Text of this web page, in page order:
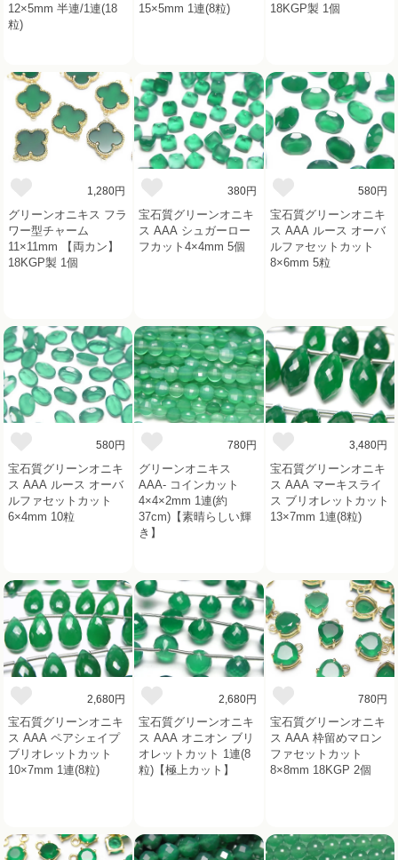
12×5mm 半連/1連(18
粒)
15×5mm 1連(8粒)
18KGP製 1個
1,280円
グリーンオニキス フラ
ワー型チャーム
11×11mm 【両カン】
18KGP製 1個
380円
宝石質グリーンオニキ
ス AAA シュガーロー
フカット4×4mm 5個
580円
宝石質グリーンオニキ
ス AAA ルース オーバ
ルファセットカット
8×6mm 5粒
580円
宝石質グリーンオニキ
ス AAA ルース オーバ
ルファセットカット
6×4mm 10粒
780円
グリーンオニキス
AAA- コインカット
4×4×2mm 1連(約
37cm)【素晴らしい輝
き】
3,480円
宝石質グリーンオニキ
ス AAA マーキスライ
ス ブリオレットカット
13×7mm 1連(8粒)
2,680円
宝石質グリーンオニキ
ス AAA ペアシェイプ
ブリオレットカット
10×7mm 1連(8粒)
2,680円
宝石質グリーンオニキ
ス AAA オニオン ブリ
オレットカット 1連(8
粒)【極上カット】
780円
宝石質グリーンオニキ
ス AAA 枠留めマロン
ファセットカット
8×8mm 18KGP 2個